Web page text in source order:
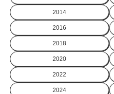
2014
2016
2018
2020
2022
2024